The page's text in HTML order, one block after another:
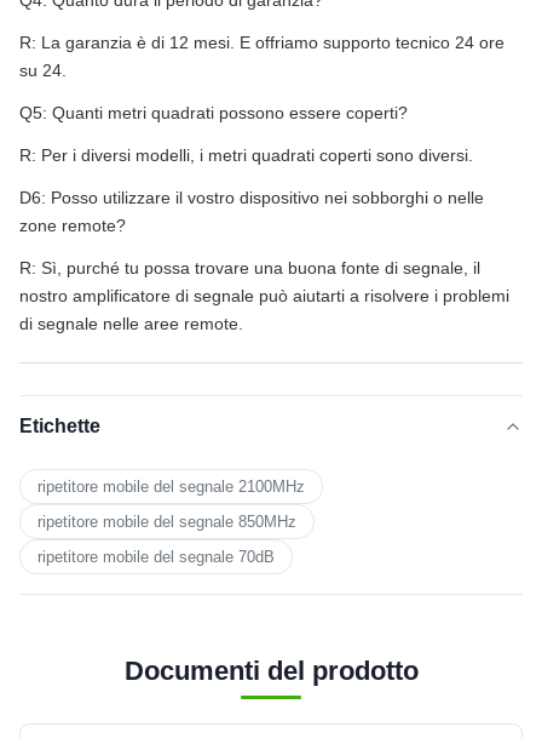
R: La garanzia è di 12 mesi. E offriamo supporto tecnico 24 ore
su 24.
Q5: Quanti metri quadrati possono essere coperti?
R: Per i diversi modelli, i metri quadrati coperti sono diversi.
D6: Posso utilizzare il vostro dispositivo nei sobborghi o nelle
zone remote?
R: Sì, purché tu possa trovare una buona fonte di segnale, il
nostro amplificatore di segnale può aiutarti a risolvere i problemi
di segnale nelle aree remote.
Etichette
ripetitore mobile del segnale 2100MHz
ripetitore mobile del segnale 850MHz
ripetitore mobile del segnale 70dB
Documenti del prodotto